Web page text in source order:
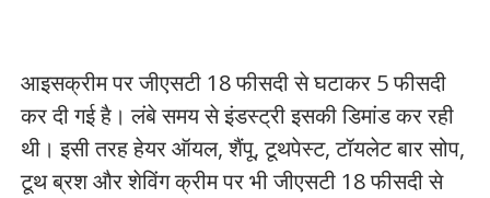
आइसक्रीम पर जीएसटी 18 फीसदी से घटाकर 5 फीसदी
कर दी गई है। लंबे समय से इंडस्ट्री इसकी डिमांड कर रही
थी। इसी तरह हेयर ऑयल, शैंपू, टूथपेस्ट, टॉयलेट बार सोप,
टूथ ब्रश और शेविंग क्रीम पर भी जीएसटी 18 फीसदी से